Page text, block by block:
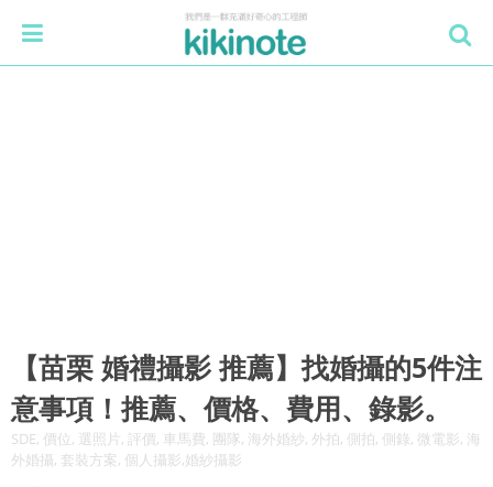
【苗栗 婚禮攝影 推薦】找婚攝的5件注
意事項！推薦、價格、費用、錄影。
SDE, 價位, 選照片, 評價, 車馬費, 團隊, 海外婚紗, 外拍, 側拍, 側錄, 微電影, 海
外婚攝, 套裝方案, 個人攝影,婚紗攝影